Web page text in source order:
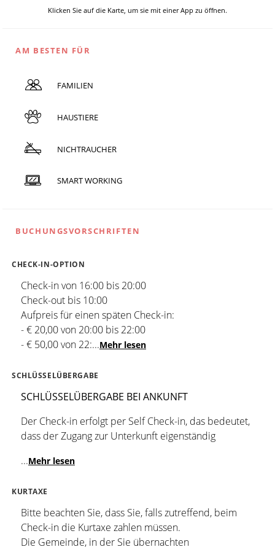
Klicken Sie auf die Karte, um sie mit einer App zu öffnen.
AM BESTEN FÜR
FAMILIEN
HAUSTIERE
NICHTRAUCHER
SMART WORKING
BUCHUNGSVORSCHRIFTEN
CHECK-IN-OPTION
Check-in von 16:00 bis 20:00
Check-out bis 10:00
Aufpreis für einen späten Check-in:
- € 20,00 von 20:00 bis 22:00
- € 50,00 von 22:...Mehr lesen
SCHLÜSSELÜBERGABE
SCHLÜSSELÜBERGABE BEI ANKUNFT
Der Check-in erfolgt per Self Check-in, das bedeutet,
dass der Zugang zur Unterkunft eigenständig
...Mehr lesen
KURTAXE
Bitte beachten Sie, dass Sie, falls zutreffend, beim
Check-in die Kurtaxe zahlen müssen.
Die Gemeinde, in der Sie übernachten